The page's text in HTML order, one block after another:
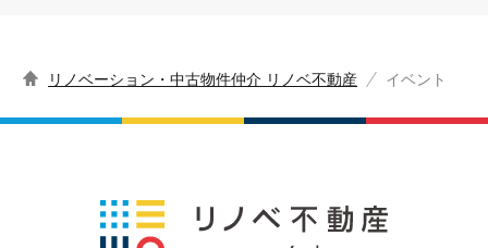
リノベーション・中古物件仲介 リノベ不動産 イベント